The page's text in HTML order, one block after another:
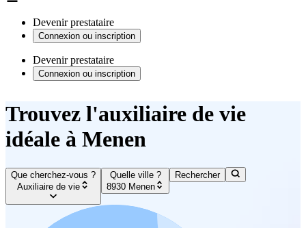
Devenir prestataire
Connexion ou inscription
Devenir prestataire
Connexion ou inscription
Trouvez l'auxiliaire de vie
idéale à Menen
Que cherchez-vous ?
Auxiliaire de vie
Quelle ville ?
8930 Menen
Rechercher